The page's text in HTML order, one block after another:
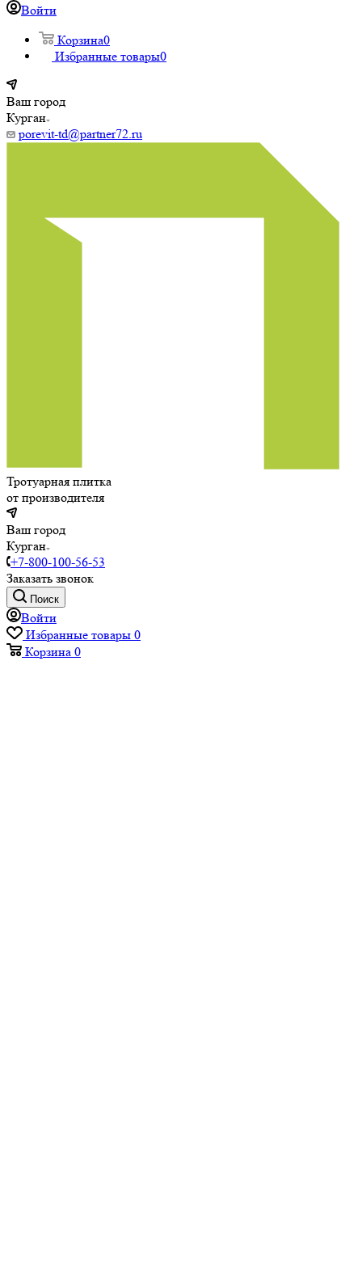
Войти
Корзина0
Избранные товары0
Ваш город
Курган
porevit-td@partner72.ru
Тротуарная плитка
от производителя
Ваш город
Курган
+7-800-100-56-53
Заказать звонок
Поиск
Войти
Избранные товары 0
Корзина 0